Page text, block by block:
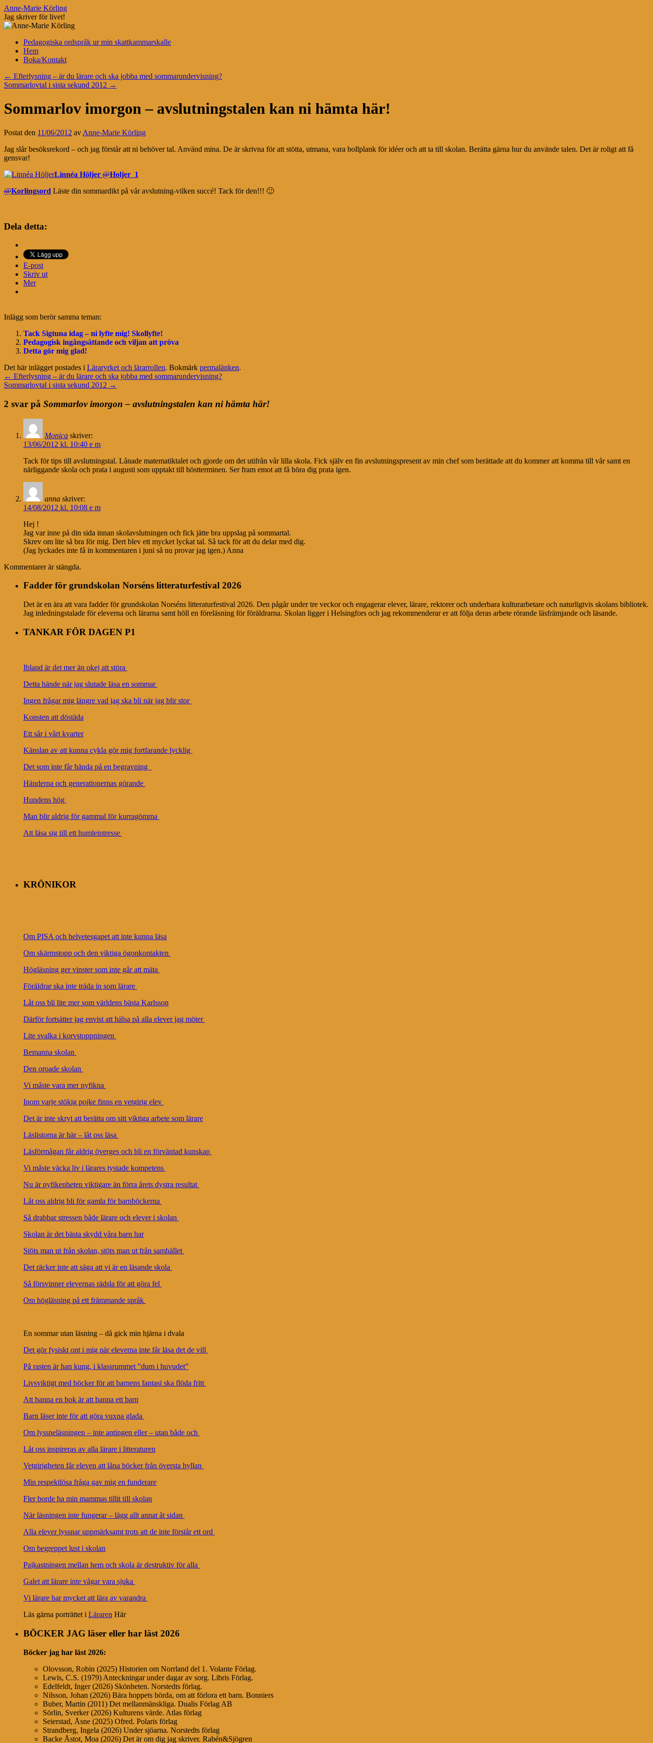
Hoppa
till
innehåll
Anne-Marie Körling
Jag skriver för livet!
Pedagogiska ordspråk ur min skattkammarskalle
Hem
Boka/Kontakt
← Efterlysning – är du lärare och ska jobba med sommarundervisning?
Sommarlovtal i sista sekund 2012 →
Sommarlov imorgon – avslutningstalen kan ni hämta här!
Postat den 11/06/2012 av Anne-Marie Körling
Jag slår besöksrekord – och jag förstår att ni behöver tal. Använd mina. De är skrivna för att stötta, utmana, vara bollplank för idéer och att ta till skolan. Berätta gärna hur du använde talen. Det är roligt att få
gensvar!
Linnéa Höljer @Holjer_1
@Korlingsord Läste din sommardikt på vår avslutning-vilken succé! Tack för den!!! 🙂
Dela detta:
E-post
Skriv ut
Mer
Inlägg som berör samma teman:
Tack Sigtuna idag – ni lyfte mig! Skollyfte!
Pedagogisk ingångsättande och viljan att pröva
Detta gör mig glad!
Det här inlägget postades i Läraryrket och lärarrollen. Bokmärk permalänken.
← Efterlysning – är du lärare och ska jobba med sommarundervisning?
Sommarlovtal i sista sekund 2012 →
2 svar på Sommarlov imorgon – avslutningstalen kan ni hämta här!
Monica skriver:
13/06/2012 kl. 10:40 e m
Tack för tips till avslutningstal. Lånade matematiktalet och gjorde om det utifrån vår lilla skola. Fick själv en fin avslutningspresent av min chef som berättade att du kommer att komma till vår samt en
närliggande skola och prata i augusti som upptakt till höstterminen. Ser fram emot att få höra dig prata igen.
anna skriver:
14/08/2012 kl. 10:08 e m
Hej !
Jag var inne på din sida innan skolavslutningen och fick jätte bra uppslag på sommartal.
Skrev om lite så bra för mig. Dert blev ett mycket lyckat tal. Så tack för att du delar med dig.
(Jag lyckades inte få in kommentaren i juni så nu provar jag igen.) Anna
Kommentarer är stängda.
Fadder för grundskolan Norséns litteraturfestival 2026
Det är en ära att vara fadder för grundskolan Norséns litteraturfestival 2026. Den pågår under tre veckor och engagerar elever, lärare, rektorer och underbara kulturarbetare och naturligtvis skolans bibliotek.
Jag inledningstalade för eleverna och lärarna samt höll en föreläsning för föräldrarna. Skolan ligger i Helsingfors och jag rekommenderar er att följa deras arbete rörande läsfrämjande och läsande.
TANKAR FÖR DAGEN P1
Ibland är det mer än okej att störa
Detta hände när jag slutade läsa en sommar
Ingen frågar mig längre vad jag ska bli när jag blir stor
Konsten att döstäda
Ett sår i vårt kvarter
Känslan av att kunna cykla gör mig fortfarande lycklig
Det som inte får hända på en begravning
Händerna och generationernas görande
Hundens hög
Man blir aldrig för gammal för kurragömma
Att läsa sig till ett humleintresse
KRÖNIKOR
Om PISA och helvetesgapet att inte kunna läsa
Om skärmstopp och den viktiga ögonkontakten
Högläsning ger vinster som inte går att mäta
Föräldrar ska inte träda in som lärare
Låt oss bli lite mer som världens bästa Karlsson
Därför fortsätter jag envist att hälsa på alla elever jag möter
Lite svalka i korvstoppningen
Bemanna skolan
Den oroade skolan
Vi måste vara mer nyfikna
Inom varje stökig pojke finns en vetgirig elev
Det är inte skryt att berätta om sitt viktiga arbete som lärare
Läslistorna är här – låt oss läsa
Läsförmågan får aldrig överges och bli en förväntad kunskap
Vi måste väcka liv i lärares tystade kompetens
Nu är nyfikenheten viktigare än förra årets dystra resultat
Låt oss aldrig bli för gamla för barnböckerna
Så drabbar stressen både lärare och elever i skolan
Skolan är det bästa skydd våra barn har
Stöts man ut från skolan, stöts man ut från samhället
Det räcker inte att säga att vi är en läsande skola
Så försvinner elevernas rädsla för att göra fel
Om högläsning på ett främmande språk
En sommar utan läsning – då gick min hjärna i dvala
Det gör fysiskt ont i mig när eleverna inte får läsa det de vill
På rasten är han kung, i klassrummet ”dum i huvudet”
Livsviktigt med böcker för att barnens fantasi ska flöda fritt
Att banna en bok är att banna ett barn
Barn läser inte för att göra vuxna glada
Om lyssneläsningen – inte antingen eller – utan både och
Låt oss inspireras av alla lärare i litteraturen
Vetgirigheten får eleven att låna böcker från översta hyllan
Min respektlösa fråga gav mig en funderare
Fler borde ha min mammas tillit till skolan
När läsningen inte fungerar – lägg allt annat åt sidan
Alla elever lyssnar uppmärksamt trots att de inte förstår ett ord
Om begreppet lust i skolan
Pajkastningen mellan hem och skola är destruktiv för alla
Galet att lärare inte vågar vara sjuka
Vi lärare har mycket att lära av varandra
Läs gärna porträttet i Läraren Här
BÖCKER JAG läser eller har läst 2026
Böcker jag har läst 2026:
Olovsson, Robin (2025) Historien om Norrland del 1. Volante Förlag.
Lewis, C.S. (1979) Anteckningar under dagar av sorg. Libris Förlag.
Edelfeldt, Inger (2026) Skönheten. Norstedts förlag.
Nilsson, Johan (2026) Bära hoppets börda, om att förlora ett barn. Bonniers
Buber, Martin (2011) Det mellanmänskliga. Dualis Förlag AB
Sörlin, Sverker (2026) Kulturens värde. Atlas förlag
Seierstad, Åsne (2025) Ofred. Polaris förlag
Strandberg, Ingela (2026) Under sjöarna. Norstedts förlag
Backe Åstot, Moa (2026) Det är om dig jag skriver. Rabén&Sjögren